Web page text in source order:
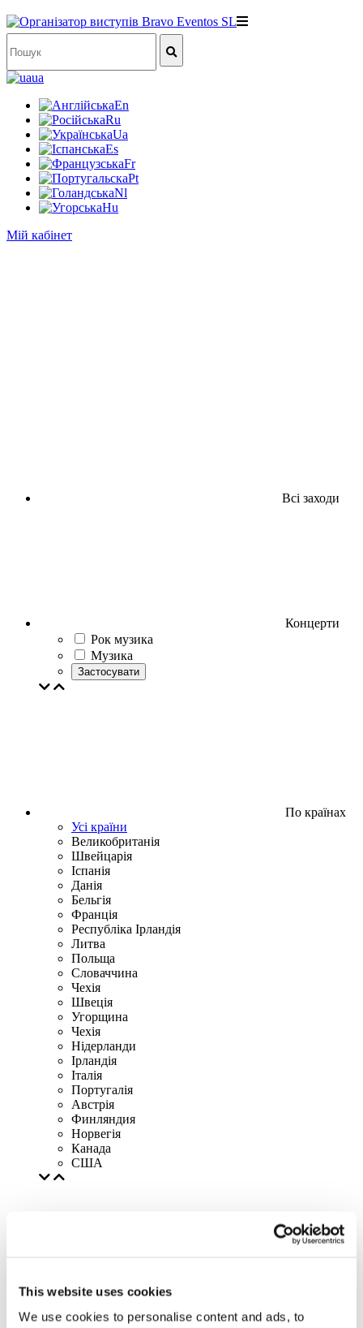
This website uses cookies
We use cookies to personalise content and ads, to
ua
En
Ru
Ua
Es
Fr
Pt
Nl
Hu
Мій кабінет
Всі заходи
Концерти
Рок музика
Музика
Застосувати
По країнах
Усі країни
Великобританія
Швейцарія
Іспанія
Данія
Бельгія
Франція
Республіка Ірландія
Литва
Польща
Словаччина
Чехія
Швецiя
Угорщина
Чехія
Нідерланди
Iрландія
Iталiя
Португалія
Австрія
Финляндия
Норвегія
Канада
США